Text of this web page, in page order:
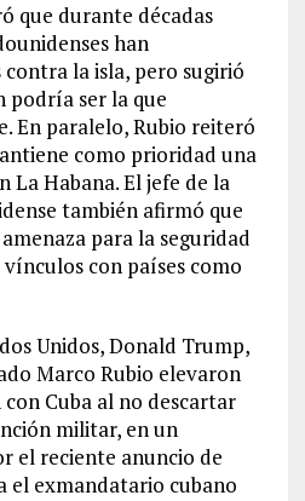
que durante décadas
han
la isla, pero sugirió
podría ser la que
En paralelo, Rubio reiteró
como prioridad una
La Habana. El jefe de la
también afirmó que
para la seguridad
con países como
Unidos, Donald Trump,
Marco Rubio elevaron
Cuba al no descartar
militar, en un
el reciente anuncio de
el exmandatario cubano